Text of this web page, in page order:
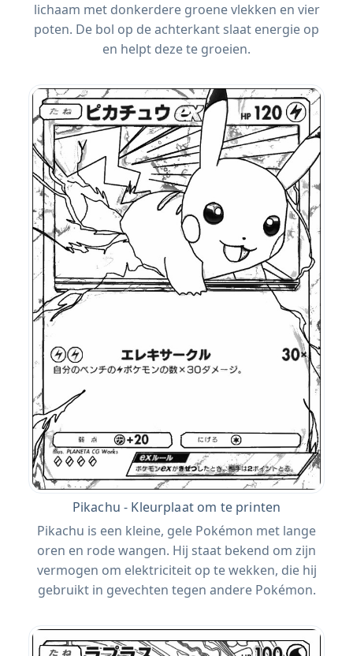
lichaam met donkerdere groene vlekken en vier
poten. De bol op de achterkant slaat energie op
en helpt deze te groeien.
Pikachu - Kleurplaat om te printen
Pikachu is een kleine, gele Pokémon met lange
oren en rode wangen. Hij staat bekend om zijn
vermogen om elektriciteit op te wekken, die hij
gebruikt in gevechten tegen andere Pokémon.